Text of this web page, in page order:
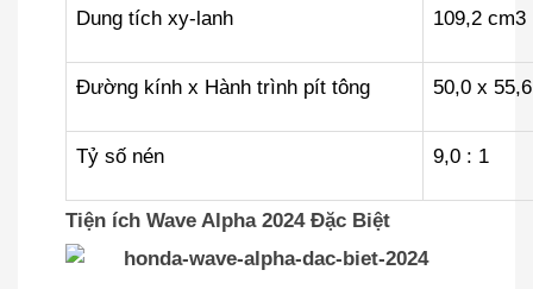
Dung tích xy-lanh 109,2 cm3
Đường kính x Hành trình pít tông 50,0 x
Tỷ số nén 9,0 : 1
Tiện ích Wave Alpha 2024 Đặc Biệt